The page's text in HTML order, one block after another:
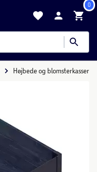
0
Højbede og blomsterkasser